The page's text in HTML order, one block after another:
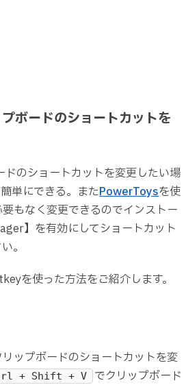
ボードのショートカットを
のショートカットを変更したい場
単にできる。またPowerToysを使
もなく変更できるのでインストー
】を有効にしてショートカット
。
を使った方法をご紹介します。
ップボードのショートカットを変
+ Shift + V
でクリップボード